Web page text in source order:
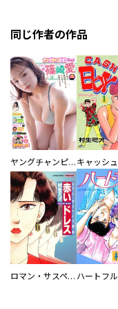
同じ作者の作品
ヤングチャンピオン
ロマン・サスペンス劇場 赤いドレス ハートフル